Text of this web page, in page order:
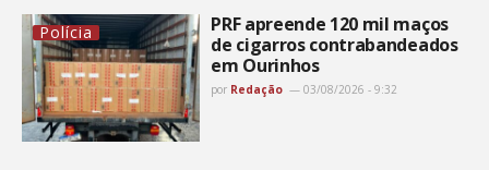
Polícia
PRF apreende 120 mil maços
de cigarros contrabandeados
em Ourinhos
por Redação 03/08/2026 - 9:32